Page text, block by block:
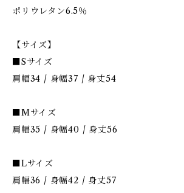
ポリウレタン6.5％
【サイズ】
■Sサイズ
肩幅34 / 身幅37 / 身丈54
■Mサイズ
肩幅35 / 身幅40 / 身丈56
■Lサイズ
肩幅36 / 身幅42 / 身丈57